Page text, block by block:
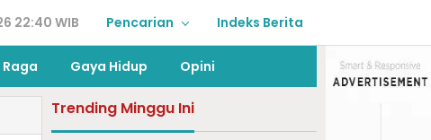
22:40 WIB Pencarian Indeks Berita
Gaya Hidup Opini
Trending Minggu Ini